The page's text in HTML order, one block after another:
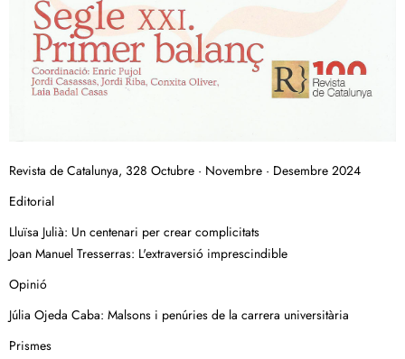
Revista de Catalunya, 328 Octubre · Novembre · Desembre 2024
Editorial
Lluïsa Julià: Un centenari per crear complicitats
Joan Manuel Tresserras: L'extraversió imprescindible
Opinió
Júlia Ojeda Caba: Malsons i penúries de la carrera universitària
Prismes